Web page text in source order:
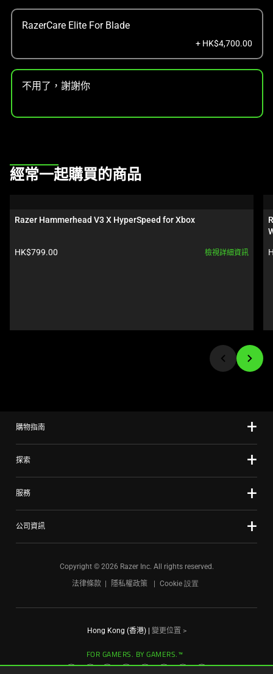
RazerCare Elite For Blade
+ HK$4,700.00
不用了，謝謝你
This
carousel.
and
or
經常一起購買的商品
Razer Hammerhead V3 X HyperSpeed for Xbox
產品價格:
HK$799.00 檢視詳細資訊
購物指南
探索
服務
公司資訊
Copyright © 2026 Razer Inc. All rights reserved.
法律條款
隱私權政策 Cookie 設置
Hong Kong (香港)| 變更位置 >
FOR GAMERS. BY GAMERS.™